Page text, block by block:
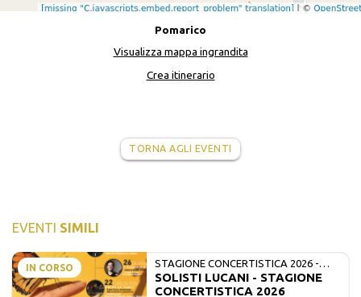
Pomarico
Visualizza mappa ingrandita
Crea itinerario
TORNA AGLI EVENTI
EVENTI SIMILI
IN CORSO
STAGIONE CONCERTISTICA 2026 -
MATE E SOLISTI LUCANI
SOLISTI LUCANI - STAGIONE
CONCERTISTICA 2026